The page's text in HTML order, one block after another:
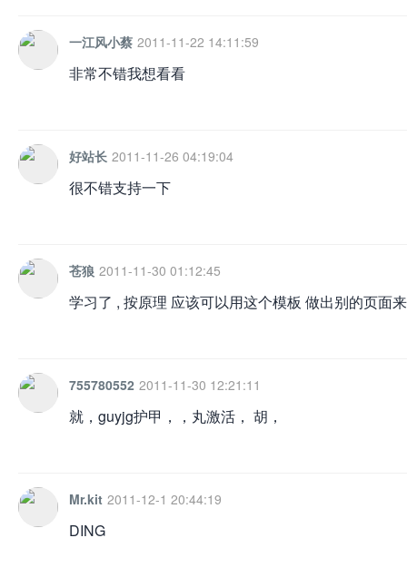
一江风小蔡 2011-11-22 14:11:59
非常不错我想看看
好站长 2011-11-26 04:19:04
很不错支持一下
苍狼 2011-11-30 01:12:45
学习了 , 按原理 应该可以用这个模板 做出别的页面来
755780552 2011-11-30 12:21:11
就，guyjg护甲，，丸激活， 胡，
Mr.kit 2011-12-1 20:44:19
DING